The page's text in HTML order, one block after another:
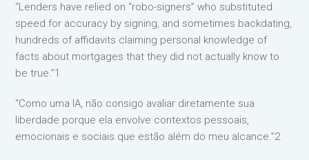
“Lenders have relied on “robo-signers” who substituted
speed for accuracy by signing, and sometimes backdating,
hundreds of affidavits claiming personal knowledge of
facts about mortgages that they did not actually know to
be true.”1
“Como uma IA, não consigo avaliar diretamente sua
liberdade porque ela envolve contextos pessoais,
emocionais e sociais que estão além do meu alcance.”2